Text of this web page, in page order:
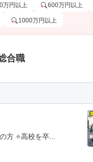
万円以上 600万円以上
1000万円以上
合職
方 ⭐高校を卒...